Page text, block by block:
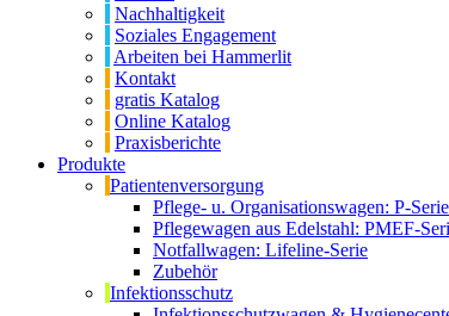
Nachhaltigkeit
Soziales Engagement
Arbeiten bei Hammerlit
Kontakt
gratis Katalog
Online Katalog
Praxisberichte
Produkte
Patientenversorgung
Pflege- u. Organisationswagen: P-Serie
Pflegewagen aus Edelstahl: PMEF-
Notfallwagen: Lifeline-Serie
Zubehör
Infektionsschutz